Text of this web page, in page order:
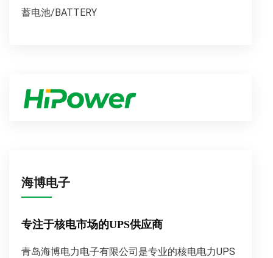
蓄电池/BATTERY
海博电子
专注于核电市场的UPS供应商
青岛海博电力电子有限公司是专业的核电电力UPS